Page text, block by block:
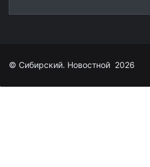
© Сибирский. Новостной 2026